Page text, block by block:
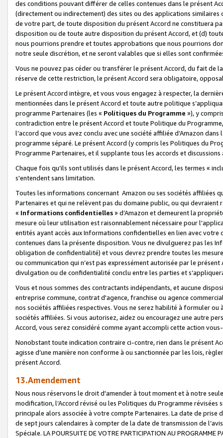
des conditions pouvant différer de celles contenues dans le présent
(directement ou indirectement) des sites ou des applications
de votre part, de toute disposition du présent Accord ne constituera
disposition ou de toute autre disposition du présent Accord, et (d)
nous pourrions prendre et toutes approbations que nous pourrions
notre seule discrétion, et ne seront valables que si elles sont
Vous ne pouvez pas céder ou transférer le présent Accord, du fait de
réserve de cette restriction, le présent Accord sera obligatoire,
Le présent Accord intègre, et vous vous engagez à respecter, la
mentionnées dans le présent Accord et toute autre politique
programme Partenaires (les « Politiques du Programme »), y
contradiction entre le présent Accord et toute Politique du
l’accord que vous avez conclu avec une société affiliée d’Amazon
programme séparé. Le présent Accord (y compris les Politiques du
Programme Partenaires, et il supplante tous les accords et discussions
Chaque fois qu’ils sont utilisés dans le présent Accord, les termes «
s'entendent sans limitation.
Toutes les informations concernant Amazon ou ses sociétés affiliées
Partenaires et qui ne relèvent pas du domaine public, ou qui
« Informations confidentielles» d’Amazon et demeurent la
mesure où leur utilisation est raisonnablement nécessaire pour
entités ayant accès aux Informations confidentielles en lien avec
contenues dans la présente disposition. Vous ne divulguerez pas les
obligation de confidentialité) et vous devrez prendre toutes les
ou communication qui n’est pas expressément autorisée par le
divulgation ou de confidentialité conclu entre les parties et
Vous et nous sommes des contractants indépendants, et aucune
entreprise commune, contrat d'agence, franchise ou agence
nos sociétés affiliées respectives. Vous ne serez habilité à formuler
sociétés affiliées. Si vous autorisez, aidez ou encouragez une autre
Accord, vous serez considéré comme ayant accompli cette action
Nonobstant toute indication contraire ci-contre, rien dans le présent
agisse d’une manière non conforme à ou sanctionnée par les lois,
présent Accord.
13.Amendement
Nous nous réservons le droit d'amender à tout moment et à notre
modification, l’Accord révisé ou les Politiques du Programme
principale alors associée à votre compte Partenaires. La date de
de sept jours calendaires à compter de la date de transmission de
Spéciale. LA POURSUITE DE VOTRE PARTICIPATION AU PROGRAMME